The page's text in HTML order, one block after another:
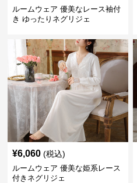
ルームウェア 優美なレース袖付
き ゆったりネグリジェ
¥6,060 (税込)
ルームウェア 優美な姫系レース
付きネグリジェ